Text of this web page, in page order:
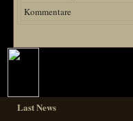
Kommentare
Last News